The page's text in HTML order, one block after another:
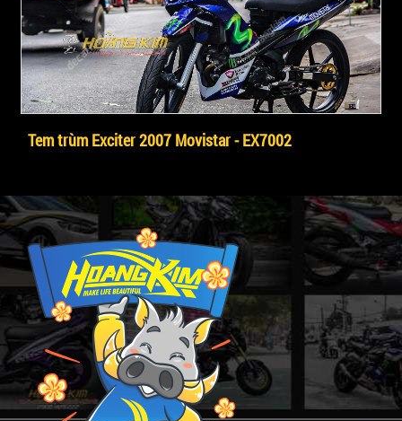
Tem trùm Exciter 2007 Movistar - EX7002